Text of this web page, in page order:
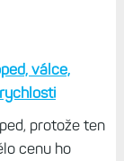
válce,
protože ten
cenu ho